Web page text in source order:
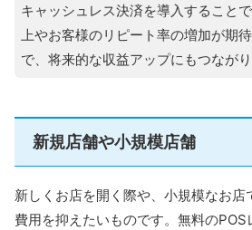
キャッシュレス決済を導入すること
上やお客様のリピート率の増加が期
で、将来的な収益アップにもつながり
新規店舗や小規模店舗
新しくお店を開く際や、小規模なお店
費用を抑えたいものです。無料の